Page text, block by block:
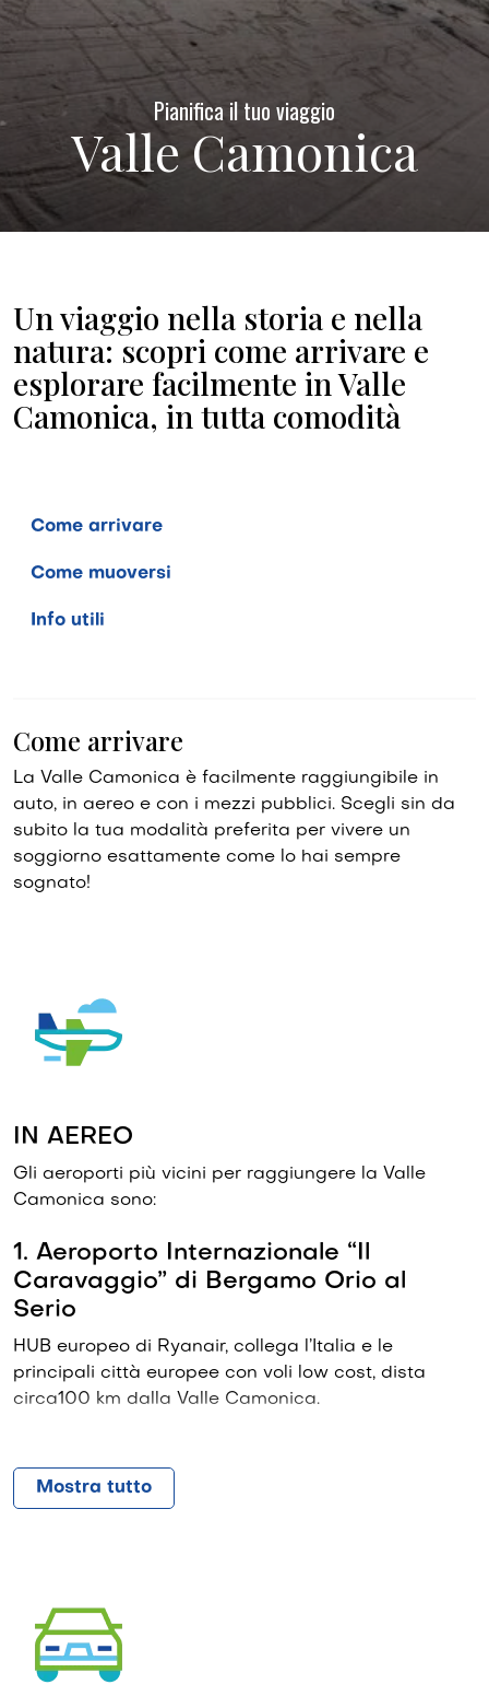
Pianifica il tuo viaggio
Valle Camonica
Un viaggio nella storia e nella
natura: scopri come arrivare e
esplorare facilmente in Valle
Camonica, in tutta comodità
Come arrivare
Come muoversi
Info utili
Come arrivare
La Valle Camonica è facilmente raggiungibile in
auto, in aereo e con i mezzi pubblici. Scegli sin da
subito la tua modalità preferita per vivere un
soggiorno esattamente come lo hai sempre
sognato!
IN AEREO
Gli aeroporti più vicini per raggiungere la Valle
Camonica sono:
1. Aeroporto Internazionale “Il
Caravaggio” di Bergamo Orio al
Serio
HUB europeo di Ryanair, collega l’Italia e le
principali città europee con voli low cost, dista
circa100 km dalla Valle Camonica.
www.milanbergamoairport.it
tantissime città italiane ed europee. Dista circa 90
km dalla Valle Camonica.
Mostra tutto